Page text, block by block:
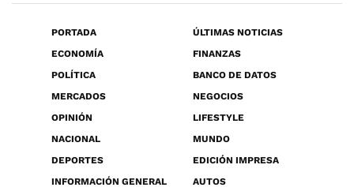
PORTADA
ÚLTIMAS NOTICIAS
ECONOMÍA
FINANZAS
POLÍTICA
BANCO DE DATOS
MERCADOS
NEGOCIOS
OPINIÓN
LIFESTYLE
NACIONAL
MUNDO
DEPORTES
EDICIÓN IMPRESA
INFORMACIÓN GENERAL
AUTOS